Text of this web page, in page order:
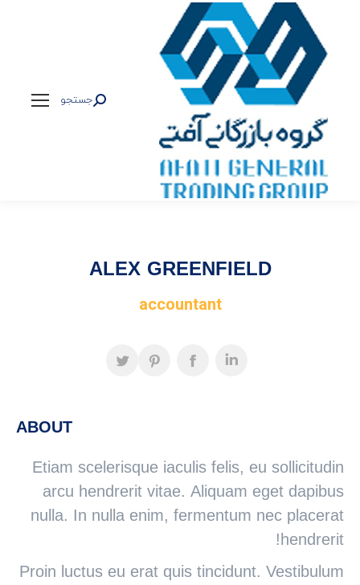
جستجو:
جستجو
ALEX GREENFIELD
accountant
ABOUT
Etiam scelerisque iaculis felis, eu sollicitudin
arcu hendrerit vitae. Aliquam eget dapibus
nulla. In nulla enim, fermentum nec placerat
hendrerit!
Proin luctus eu erat quis tincidunt. Vestibulum